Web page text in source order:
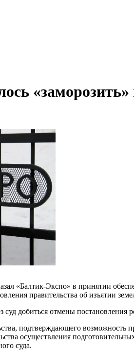
«Балтик-Экспо» в принятии
правительства об изъятии
суд добиться отмены
подтверждающего
осуществления
суда.